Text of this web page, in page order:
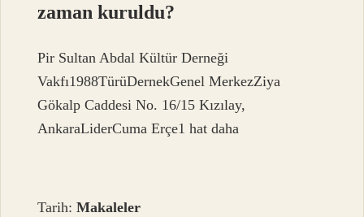
zaman kuruldu?
Pir Sultan Abdal Kültür Derneği
Vakfı1988TürüDernekGenel MerkezZiya
Gökalp Caddesi No. 16/15 Kızılay,
AnkaraLiderCuma Erçe1 hat daha
Tarih:Makaleler